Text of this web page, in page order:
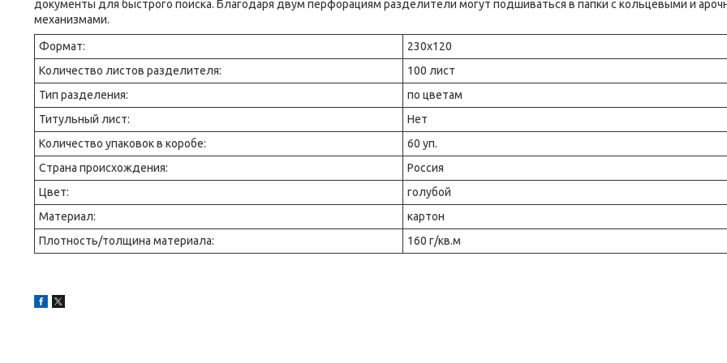
документы для быстрого поиска. Благодаря двум перфорациям разделители могут подшиваться в папки с кольцевыми и
механизмами.
Формат:
230x120
Количество листов разделителя:
100 лист
Тип разделения:
по цветам
Титульный лист:
Нет
Количество упаковок в коробе:
60 уп.
Страна происхождения:
Россия
Цвет:
голубой
Материал:
картон
Плотность/толщина материала:
160 г/кв.м